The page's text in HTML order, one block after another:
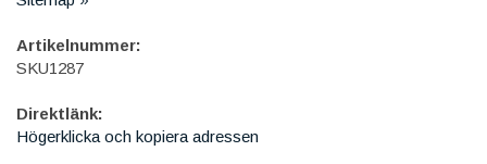
Artikelnummer:
SKU1287
Direktlänk:
Högerklicka och kopiera adressen